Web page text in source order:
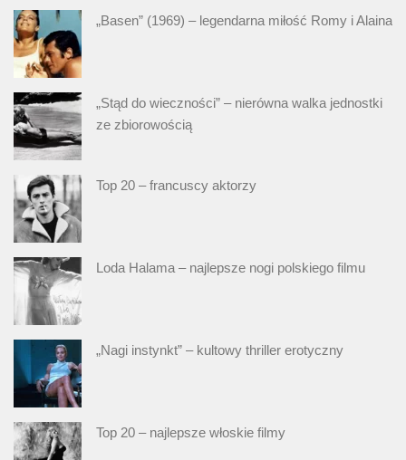
„Basen” (1969) – legendarna miłość Romy i Alaina
„Stąd do wieczności” – nierówna walka jednostki
ze zbiorowością
Top 20 – francuscy aktorzy
Loda Halama – najlepsze nogi polskiego filmu
„Nagi instynkt” – kultowy thriller erotyczny
Top 20 – najlepsze włoskie filmy